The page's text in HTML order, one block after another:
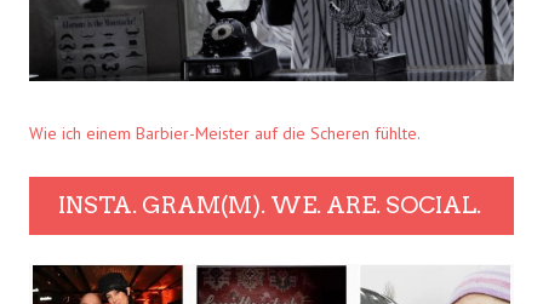
Wie ich einem Barbier-Meister auf die Scheren fühlte.
INSTA. GRAM(M). WE. ARE. SOCIAL.